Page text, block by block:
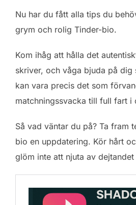
Nu har du fått alla tips du
grym och rolig Tinder-bio.
Kom ihåg att hålla det
skriver, och våga bjuda på dig
kan vara precis det som
matchningssvacka till full fart i
Så vad väntar du på? Ta fram
bio en uppdatering. Kör hårt
glöm inte att njuta av